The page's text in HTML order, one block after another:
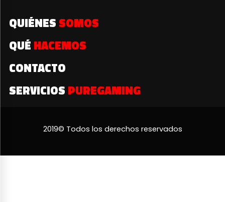
QUIÉNES SOMOS
QUÉ HACEMOS
CONTACTO
SERVICIOS PUREGAMING
2019© Todos los derechos reservados